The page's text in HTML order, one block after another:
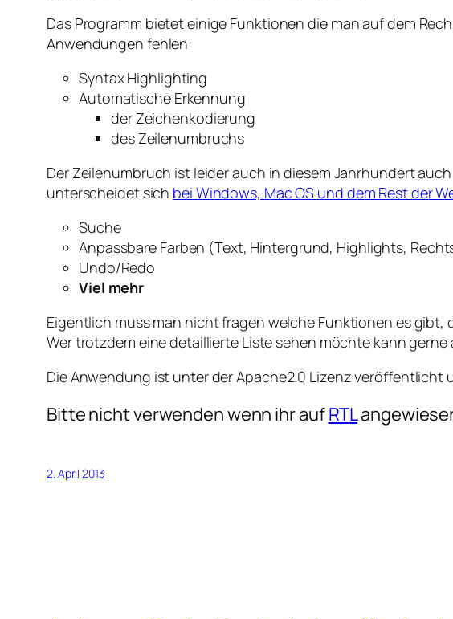
Das Programm bietet einige Funktionen die man auf dem
Anwendungen fehlen:
Syntax Highlighting
Automatische Erkennung
der Zeichenkodierung
des Zeilenumbruchs
Der Zeilenumbruch ist leider auch in diesem Jahrhundert
unterscheidet sich bei Windows, Mac OS und dem Rest der
Suche
Anpassbare Farben (Text, Hintergrund, Highlights,
Undo/Redo
Viel mehr
Eigentlich muss man nicht fragen welche Funktionen es
Wer trotzdem eine detaillierte Liste sehen möchte kann gerne
Die Anwendung ist unter der Apache2.0 Lizenz
Bitte nicht verwenden wenn ihr aufRTL
2. April 2013